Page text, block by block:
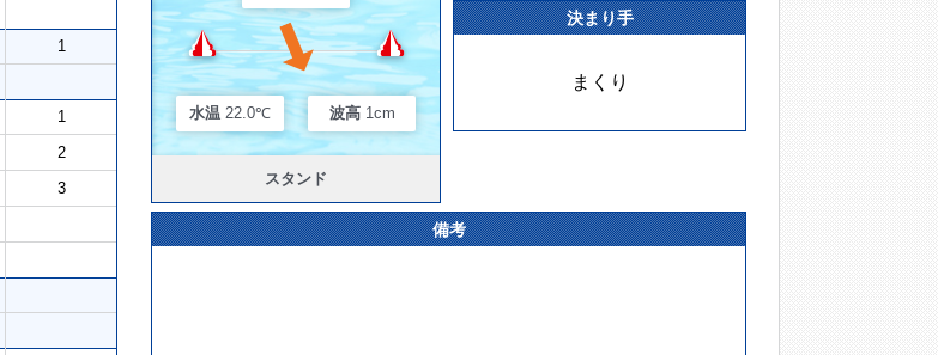
1
1
2
3
水温 22.0℃ 波高 1cm
スタンド
決まり手
まくり
備考